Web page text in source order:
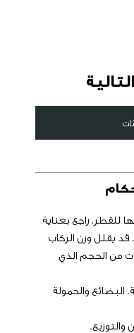
راجع بعناية
يقلل وزن الركاب
من الحجم الذي
والحمولة